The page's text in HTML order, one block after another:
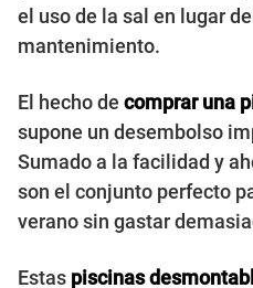
el uso de la sal en lugar
mantenimiento.
El hecho de comprar una
supone un desembolso
Sumado a la facilidad y
son el conjunto perfecto
verano sin gastar
Estas piscinas